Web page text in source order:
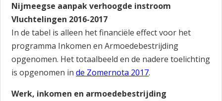
Nijmeegse aanpak verhoogde instroom
Vluchtelingen 2016-2017
In de tabel is alleen het financiële effect voor het
programma Inkomen en Armoedebestrijding
opgenomen. Het totaalbeeld en de nadere toelichting
is opgenomen inde Zomernota 2017.
Werk, inkomen en armoedebestrijding